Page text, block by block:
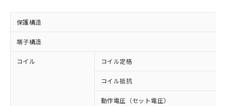
保護構造
端子構造
コイル コイル定格
コイル抵抗
動作電圧（セット電圧）